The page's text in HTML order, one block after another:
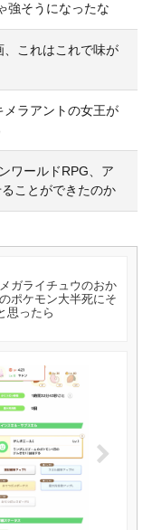
強そうになったな
、これはこれで味が
メラアントの女王が
ワールドRPG、ア
ことができたのか
ガライチュウのおか
ポケモン大半死にそ
思ったら